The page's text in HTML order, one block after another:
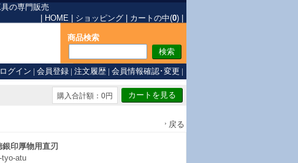
の専門販売
HOME ショッピング カートの中(0)
商品検索
ログイン | 会員登録 | 注文履歴 | 会員情報確認･変更 |
購入合計額：0円
戻る
銀印厚物用直刃
tyo-atu